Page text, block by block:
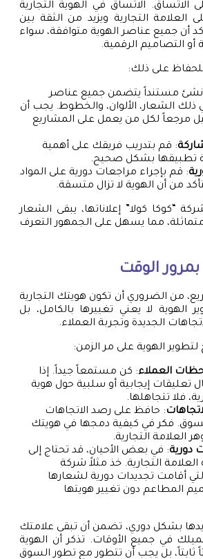
الاتساق في الهوية التجارية
العلامة التجارية ويزيد من الثقة بين
أن جميع عناصر الهوية متوافقة، سواء
أو التصاميم الرقمية.
على ذلك:
مستنداً يتضمن جميع عناصر
ذلك الشعار، الألوان، والخطوط. يجب أن
مرجعاً لكل من يعمل على المشاريع
: قم بتدريب فريقك على أهمية
تطبيقها بشكل صحيح.
: قم بإجراء مراجعات دورية على المواد
من أن الهوية لا تزال متسقة.
“كوكا كولا” إعلاناتها، يبقى الشعار
متماثلة، مما يسهل على الجمهور التعرف
الوقت
من الضروري أن تكون هويتك التجارية
الهوية لا يعني تغييرها بالكامل، بل
الجديدة وتجربة العملاء.
الهوية على مر الزمن:
العملاء: كن مستمعاً جيداً. إذا
تعليقات إيجابية أو سلبية حول هوية
فلا تتجاهلها.
: حافظ على رصد الاتجاهات
فكر في كيفية دمجها في هويتك
العلامة التجارية.
دورية: في بعض الأحيان، قد تحتاج إلى
العلامة التجارية. خذ مثلاً شركة
التي أقامت تجديدات دورية لشعارها
المطاعم دون تغيير هويتها
بشكل دوري، تضمن أن تبقى علامتك
في جميع الأوقات. تذكر أن الهوية
ثابتاً، بل يجب أن تتطور مع تطور السوق